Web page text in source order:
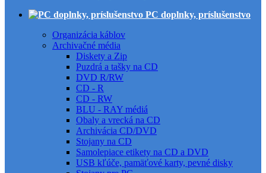
PC doplnky, príslušenstvo
Organizácia káblov
Archivačné média
Diskety a Zip
Puzdrá a tašky na CD
DVD R/RW
CD - R
CD - RW
BLU - RAY médiá
Obaly a vrecká na CD
Archivácia CD/DVD
Stojany na CD
Samolepiace etikety na CD a DVD
USB kľúče, pamäťové karty, pevné disky